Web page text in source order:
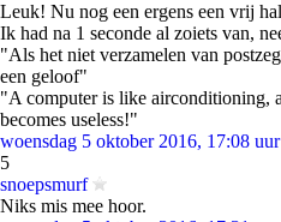
Leuk! Nu nog een ergens een vrij
Ik had na 1 seconde al zoiets van,
"Als het niet verzamelen van
een geloof"
"A computer is like airconditioning,
becomes useless!"
woensdag 5 oktober 2016, 17:08 uur
5
snoepsmurf
Niks mis mee hoor.